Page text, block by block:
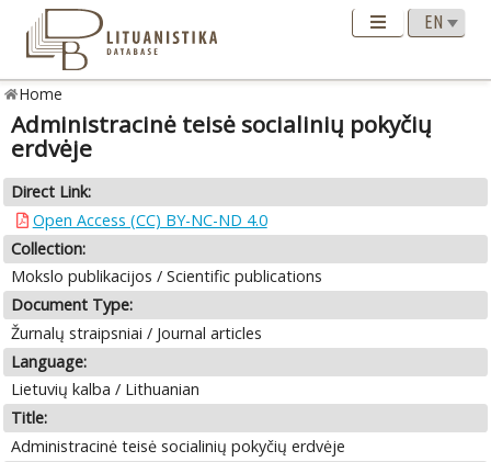
Home
Administracinė teisė socialinių pokyčių
erdvėje
Direct Link:
Open Access (CC) BY-NC-ND 4.0
Collection:
Mokslo publikacijos / Scientific publications
Document Type:
Žurnalų straipsniai / Journal articles
Language:
Lietuvių kalba / Lithuanian
Title:
Administracinė teisė socialinių pokyčių erdvėje